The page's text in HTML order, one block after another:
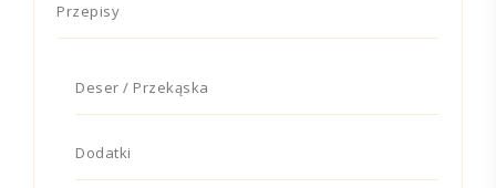
Przepisy
Deser / Przekąska
Dodatki